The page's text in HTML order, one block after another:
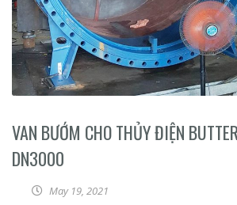
VAN BƯỚM CHO THỦY ĐIỆN
DN3000
May 19, 2021